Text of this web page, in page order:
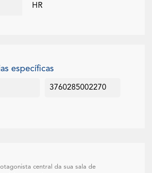
HR
específicas
3760285002270
central da sua sala de